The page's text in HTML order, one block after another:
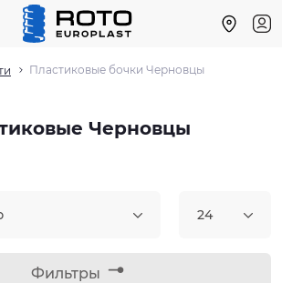
Пластиковые бочки Черновцы
Черновцы
24
Фильтры